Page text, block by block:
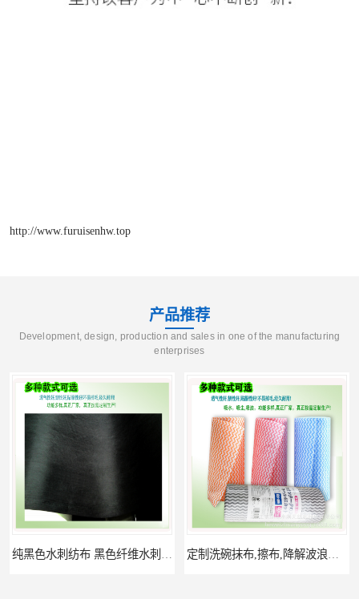
http://www.furuisenhw.top
产品推荐
Development, design, production and sales in one of the manufacturing
enterprises
定制洗碗抹布,擦布,降解波浪纹布,居家清洁无纺布,多种擦拭无纺布